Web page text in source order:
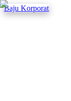
Baju Korporat